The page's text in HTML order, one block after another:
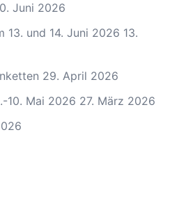
Juni 2026
13. und 14. Juni 2026 13.
29. April 2026
10. Mai 2026 27. März 2026